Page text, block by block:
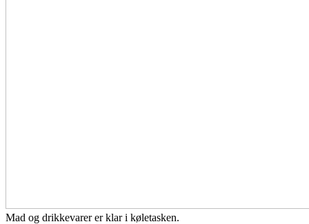
Mad og drikkevarer er klar i køletasken.